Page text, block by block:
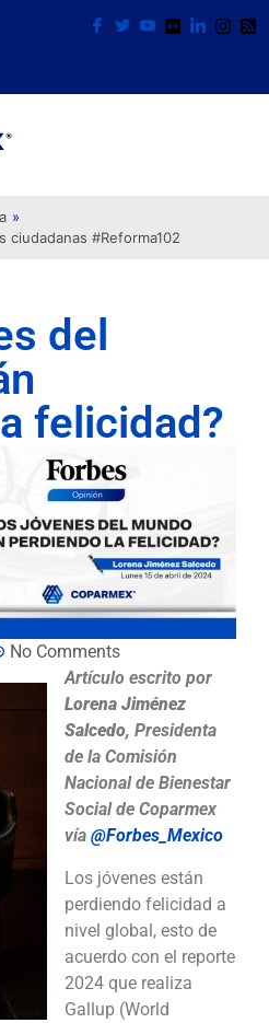
»
ciudadanas #Reforma102
del
felicidad?
No Comments
Artículo escrito por
Lorena Jiménez
Salcedo, Presidenta
de la Comisión
Nacional de Bienestar
Social de Coparmex
vía @Forbes_Mexico
Los jóvenes están
perdiendo felicidad a
nivel global, esto de
acuerdo con el reporte
2024 que realiza
Gallup (World